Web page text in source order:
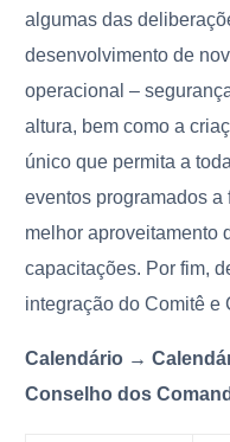
algumas das
desenvolvimento de
operacional –
altura, bem como a
único que permita a
eventos programados
melhor aproveitamento
capacitações. Por fim,
integração do Comitê e
Calendário →
Conselho dos